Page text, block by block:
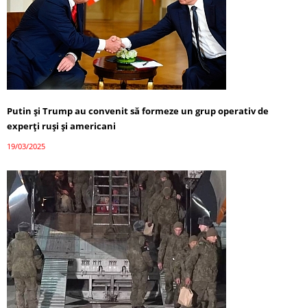
Putin și Trump au convenit să formeze un grup operativ de
experți ruși și americani
19/03/2025